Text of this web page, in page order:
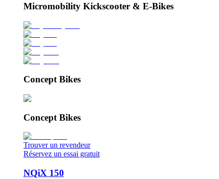
Micromobility Kickscooter & E-Bikes
Concept Bikes
Concept Bikes
Trouver un revendeur
Réservez un essai gratuit
NQiX 150